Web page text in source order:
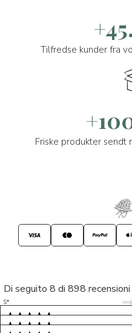
Tilfredse kunder fra
Friske produkter
Di seguito 8 di 898
S* 5/5
Tutto ok. Consegna celere , pacco
LP 5/5
M* 5/5
MC